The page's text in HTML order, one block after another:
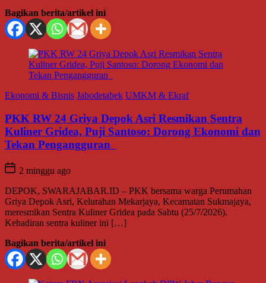
Bagikan berita/artikel ini
Ekonomi & Bisnis Jabodetabek UMKM & Ekraf
PKK RW 24 Griya Depok Asri Resmikan Sentra
Kuliner Gridea, Puji Santoso: Dorong Ekonomi dan
Tekan Pengangguran
2 minggu ago
DEPOK, SWARAJABAR.ID – PKK bersama warga Perumahan
Griya Depok Asri, Kelurahan Mekarjaya, Kecamatan Sukmajaya,
meresmikan Sentra Kuliner Gridea pada Sabtu (25/7/2026).
Kehadiran sentra kuliner ini […]
Bagikan berita/artikel ini